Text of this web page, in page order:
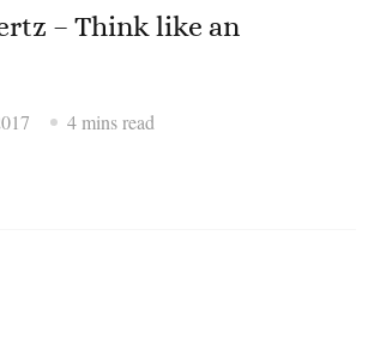
– Think like an
4 mins read